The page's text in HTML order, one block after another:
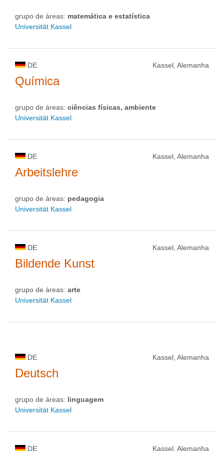
grupo de áreas: matemática e estatística
Universität Kassel
DE Kassel, Alemanha
Química
grupo de áreas: ciências físicas, ambiente
Universität Kassel
DE Kassel, Alemanha
Arbeitslehre
grupo de áreas: pedagogia
Universität Kassel
DE Kassel, Alemanha
Bildende Kunst
grupo de áreas: arte
Universität Kassel
DE Kassel, Alemanha
Deutsch
grupo de áreas: linguagem
Universität Kassel
DE Kassel, Alemanha